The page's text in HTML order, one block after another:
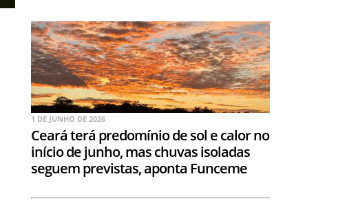
1 DE JUNHO DE 2026
Ceará terá predomínio de sol e calor no
início de junho, mas chuvas isoladas
seguem previstas, aponta Funceme